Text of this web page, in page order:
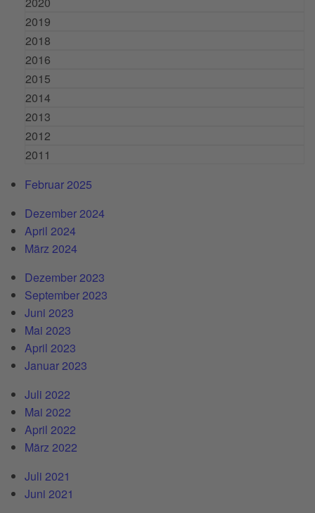
2019
2018
2016
2015
2014
2013
2012
2011
Februar 2025
Dezember 2024
April 2024
März 2024
Dezember 2023
September 2023
Juni 2023
Mai 2023
April 2023
Januar 2023
Juli 2022
Mai 2022
April 2022
März 2022
Juli 2021
Juni 2021